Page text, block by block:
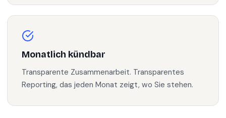
Monatlich kündbar
Transparente Zusammenarbeit. Transparentes
Reporting, das jeden Monat zeigt, wo Sie stehen.